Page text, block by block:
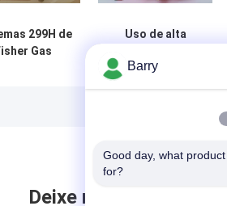
299H de
Gas
Uso de alta
do regulador do
Deixe mensagem
Barry
Good day, what
for?